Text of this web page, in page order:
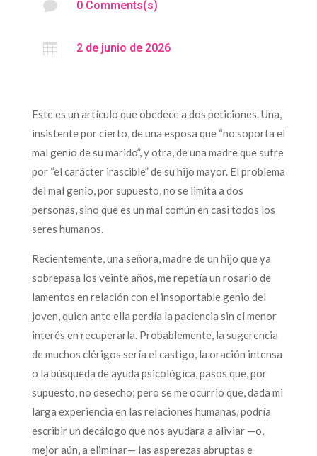
 0 Comments(s)
 2 de junio de 2026
Este es un artículo que obedece a dos peticiones. Una,
insistente por cierto, de una esposa que “no soporta el
mal genio de su marido”, y otra, de una madre que sufre
por “el carácter irascible” de su hijo mayor. El problema
del mal genio, por supuesto, no se limita a dos
personas, sino que es un mal común en casi todos los
seres humanos.
Recientemente, una señora, madre de un hijo que ya
sobrepasa los veinte años, me repetía un rosario de
lamentos en relación con el insoportable genio del
joven, quien ante ella perdía la paciencia sin el menor
interés en recuperarla. Probablemente, la sugerencia
de muchos clérigos sería el castigo, la oración intensa
o la búsqueda de ayuda psicológica, pasos que, por
supuesto, no desecho; pero se me ocurrió que, dada mi
larga experiencia en las relaciones humanas, podría
escribir un decálogo que nos ayudara a aliviar —o,
mejor aún, a eliminar— las asperezas abruptas e